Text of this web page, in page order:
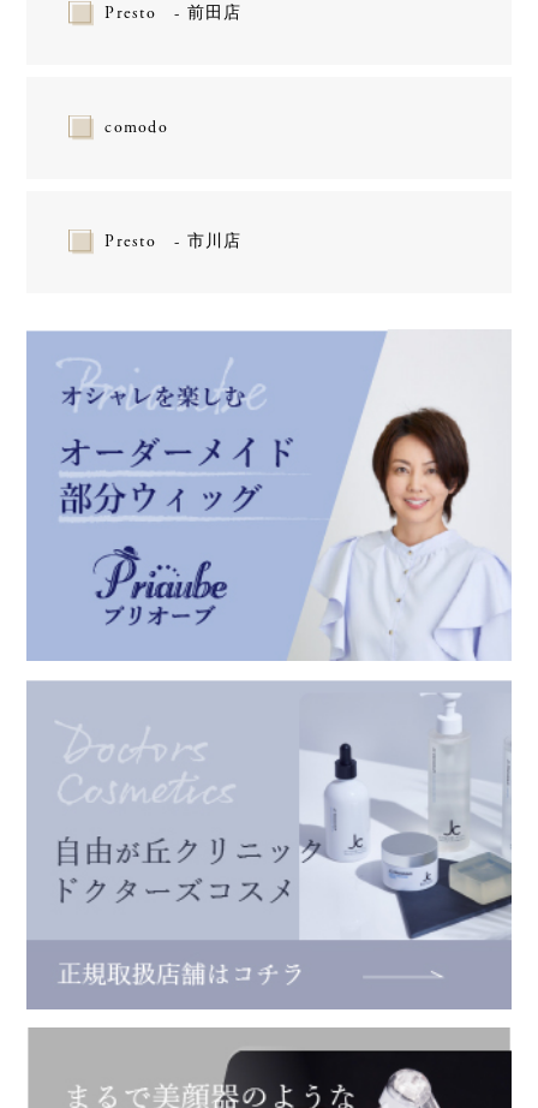
Presto - 前田店
comodo
Presto - 市川店